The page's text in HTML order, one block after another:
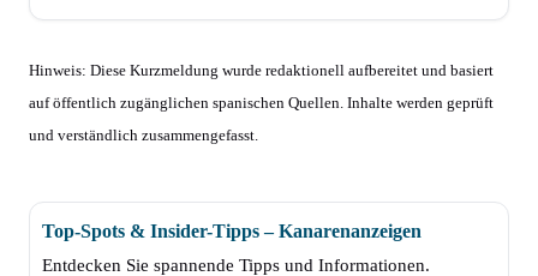
Hinweis: Diese Kurzmeldung wurde redaktionell aufbereitet und basiert
auf öffentlich zugänglichen spanischen Quellen. Inhalte werden geprüft
und verständlich zusammengefasst.
Top-Spots & Insider-Tipps – Kanarenanzeigen
Entdecken Sie spannende Tipps und Informationen.